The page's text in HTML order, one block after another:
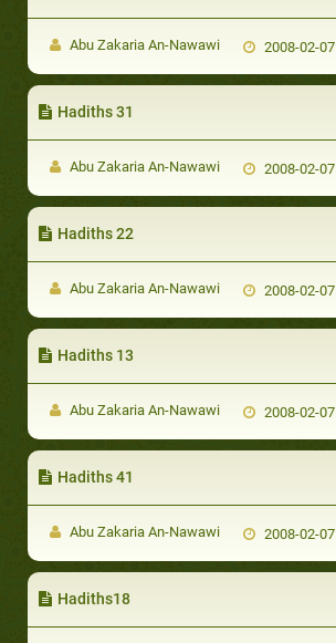
Abu Zakaria An-Nawawi 2008-02-07
Hadiths 31
Abu Zakaria An-Nawawi 2008-02-07
Hadiths 22
Abu Zakaria An-Nawawi 2008-02-07
Hadiths 13
Abu Zakaria An-Nawawi 2008-02-07
Hadiths 41
Abu Zakaria An-Nawawi 2008-02-07
Hadiths18